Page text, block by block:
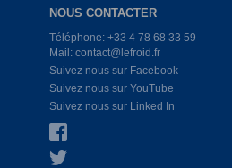
NOUS CONTACTER
Téléphone: +33 4 78 68 33 59
Mail: contact@lefroid.fr
Suivez nous sur Facebook
Suivez nous sur YouTube
Suivez nous sur Linked In